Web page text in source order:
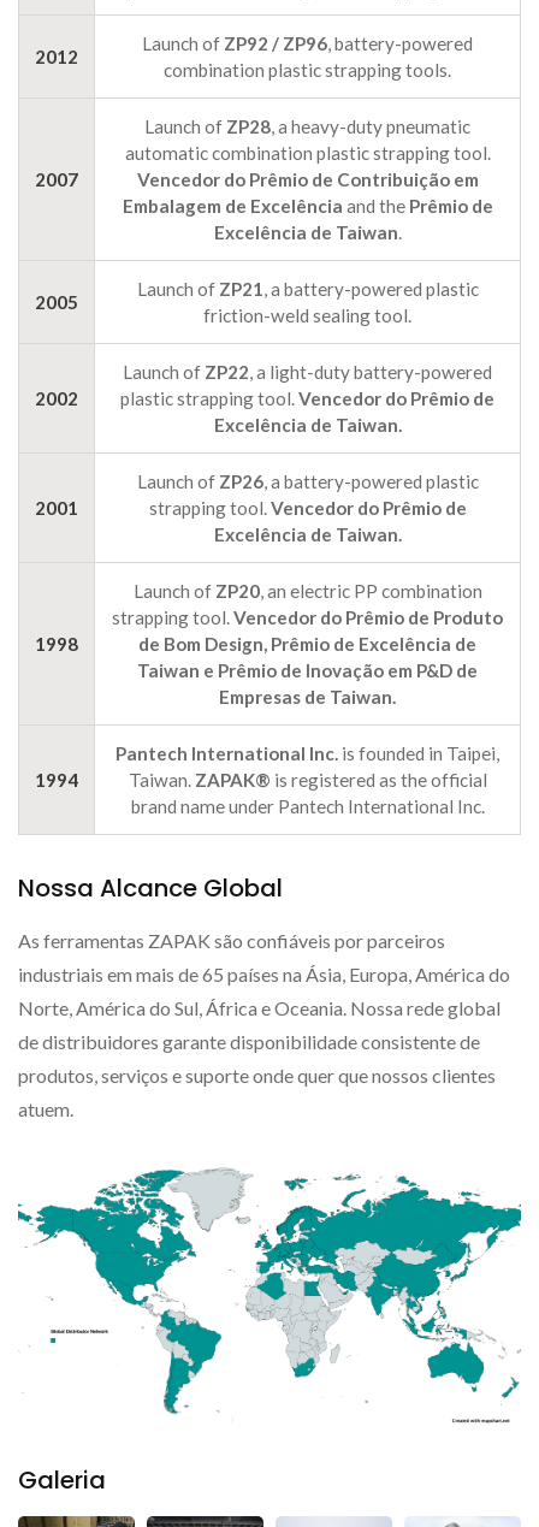
2012
Launch of ZP92 / ZP96, battery-powered
combination plastic strapping tools.
2007
Launch of ZP28, a heavy-duty pneumatic
automatic combination plastic strapping tool.
Vencedor do Prêmio de Contribuição em
Embalagem de Excelência and the Prêmio de
Excelência de Taiwan.
2005
Launch of ZP21, a battery-powered plastic
friction-weld sealing tool.
2002
Launch of ZP22, a light-duty battery-powered
plastic strapping tool.Vencedor do Prêmio de
Excelência de Taiwan.
2001
Launch of ZP26, a battery-powered plastic
strapping tool.Vencedor do Prêmio de
Excelência de Taiwan.
1998
Launch of ZP20, an electric PP combination
strapping tool.Vencedor do Prêmio de Produto
de Bom Design, Prêmio de Excelência de
Taiwan e Prêmio de Inovação em P&D de
Empresas de Taiwan.
1994
Pantech International Inc. is founded in Taipei,
Taiwan. ZAPAK® is registered as the official
brand name under Pantech International Inc.
Nossa Alcance Global
As ferramentas ZAPAK são confiáveis por parceiros
industriais em mais de 65 países na Ásia, Europa, América do
Norte, América do Sul, África e Oceania. Nossa rede global
de distribuidores garante disponibilidade consistente de
produtos, serviços e suporte onde quer que nossos clientes
atuem.
Galeria